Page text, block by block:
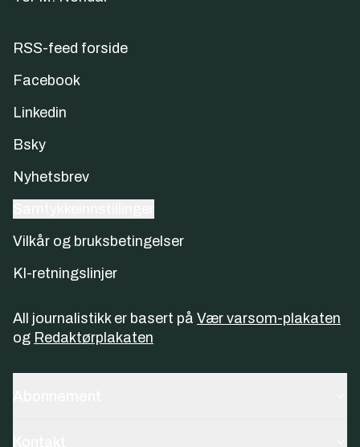
RSS-feed forside
Facebook
Linkedin
Bsky
Nyhetsbrev
Vilkår og bruksbetingelser
KI-retningslinjer
All journalistikk er basert på Vær varsom-plakaten
og Redaktørplakaten